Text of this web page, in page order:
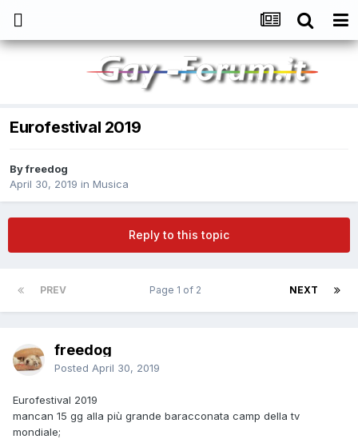
Eurofestival 2019
Byfreedog
April 30, 2019 in Musica
Reply to this topic
PREV NEXT
Page 1 of 2
freedog
Posted April 30, 2019
Eurofestival 2019
mancan 15 gg alla più grande baracconata camp della tv
mondiale;